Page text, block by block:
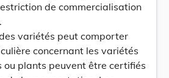
de commercialisation
variétés peut comporter
concernant les variétés
ou plants peuvent être certifiés